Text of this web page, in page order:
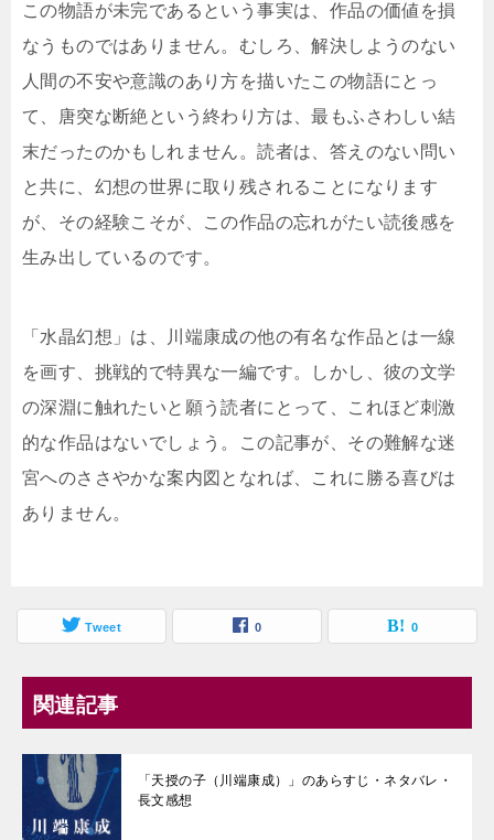
この物語が未完であるという事実は、作品の価値を損
なうものではありません。むしろ、解決しようのない
人間の不安や意識のあり方を描いたこの物語にとっ
て、唐突な断絶という終わり方は、最もふさわしい結
末だったのかもしれません。読者は、答えのない問い
と共に、幻想の世界に取り残されることになります
が、その経験こそが、この作品の忘れがたい読後感を
生み出しているのです。
「水晶幻想」は、川端康成の他の有名な作品とは一線
を画す、挑戦的で特異な一編です。しかし、彼の文学
の深淵に触れたいと願う読者にとって、これほど刺激
的な作品はないでしょう。この記事が、その難解な迷
宮へのささやかな案内図となれば、これに勝る喜びは
ありません。
Tweet 0 0
関連記事
「天授の子（川端康成）」のあらすじ・ネタバレ・
長文感想